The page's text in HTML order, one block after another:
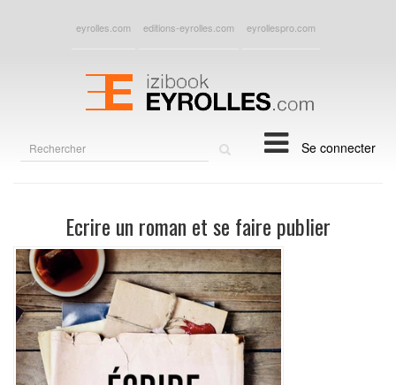
eyrolles.com editions-eyrolles.com eyrollespro.com
Se connecter
Ecrire un roman et se faire publier